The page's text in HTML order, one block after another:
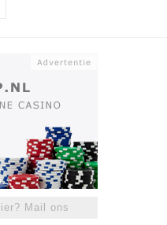
Mail ons